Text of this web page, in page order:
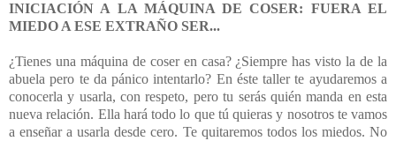
INICIACIÓN A LA MÁQUINA DE COSER: FUERA EL
MIEDO A ESE EXTRAÑO SER...
¿Tienes una máquina de coser en casa? ¿Siempre has visto la de la
abuela pero te da pánico intentarlo? En éste taller te ayudaremos a
conocerla y usarla, con respeto, pero tu serás quién manda en esta
nueva relación. Ella hará todo lo que tú quieras y nosotros te vamos
a enseñar a usarla desde cero. Te quitaremos todos los miedos. No